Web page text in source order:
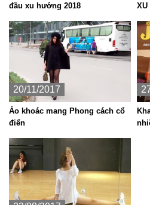
đầu xu hướng 2018
XU
20/11/2017
Áo khoác mang Phong cách cổ
điển